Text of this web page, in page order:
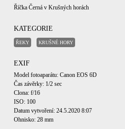
Říčka Černá v Krušných horách
KATEGORIE
ŘEKY KRUŠNÉ HORY
EXIF
Model fotoaparátu: Canon EOS 6D
Čas závěrky: 1/2 sec
Clona: f/16
ISO: 100
Datum vytvoření: 24.5.2020 8:07
Ohnisko: 28 mm